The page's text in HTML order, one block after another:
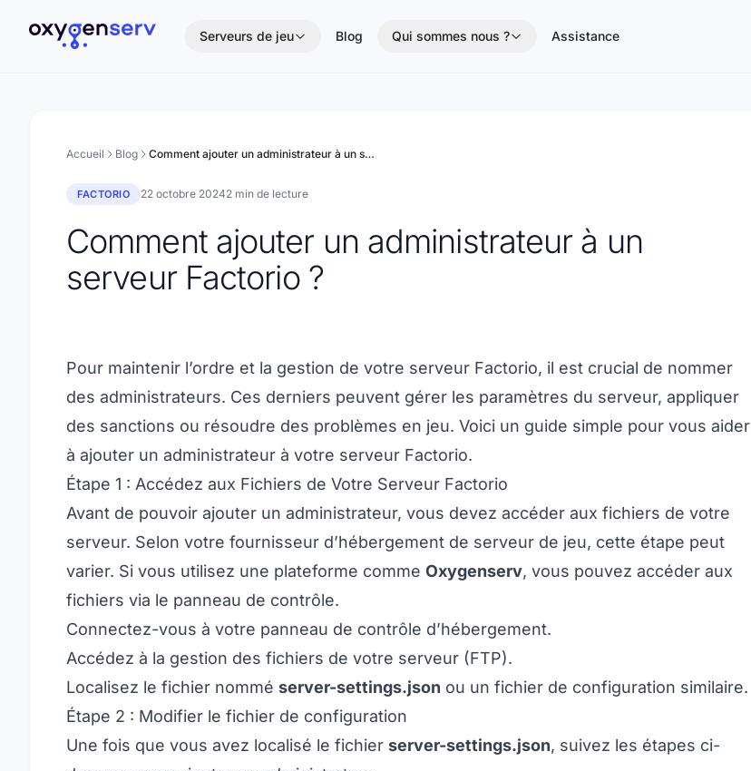
Serveurs de jeu Blog Qui sommes nous ? Assistance
Accueil Blog Comment ajouter un administrateur à un serveur Factorio ?
FACTORIO 22 octobre 20242 min de lecture
Comment ajouter un administrateur à un
serveur Factorio ?
Pour maintenir l’ordre et la gestion de votre serveur Factorio, il est crucial de nommer
des administrateurs. Ces derniers peuvent gérer les paramètres du serveur, appliquer
des sanctions ou résoudre des problèmes en jeu. Voici un guide simple pour vous aider
à ajouter un administrateur à votre serveur Factorio.
Étape 1 : Accédez aux Fichiers de Votre Serveur Factorio
Avant de pouvoir ajouter un administrateur, vous devez accéder aux fichiers de votre
serveur. Selon votre fournisseur d’hébergement de serveur de jeu, cette étape peut
varier. Si vous utilisez une plateforme comme Oxygenserv, vous pouvez accéder aux
fichiers via le panneau de contrôle.
Connectez-vous à votre panneau de contrôle d’hébergement.
Accédez à la gestion des fichiers de votre serveur (FTP).
Localisez le fichier nommé server-settings.json ou un fichier de configuration similaire.
Étape 2 : Modifier le fichier de configuration
Une fois que vous avez localisé le fichier server-settings.json, suivez les étapes ci-